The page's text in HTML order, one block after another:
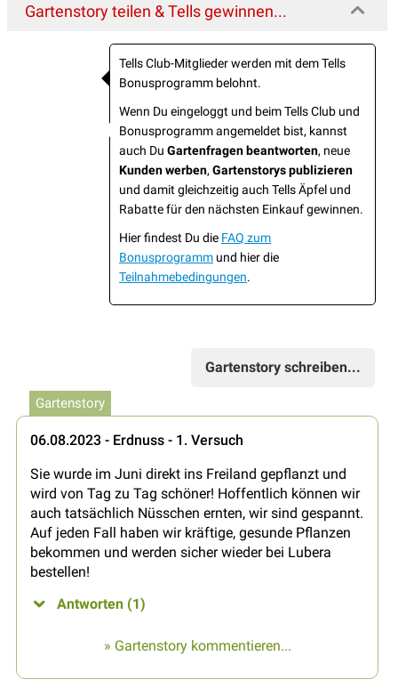
Gartenstory teilen & Tells gewinnen...
Tells Club-Mitglieder werden mit dem Tells
Bonusprogramm belohnt.
Wenn Du eingeloggt und beim Tells Club und
Bonusprogramm angemeldet bist, kannst
auch Du Gartenfragen beantworten, neue
Kunden werben, Gartenstorys publizieren
und damit gleichzeitig auch Tells Äpfel und
Rabatte für den nächsten Einkauf gewinnen.
Hier findest Du die FAQ zum
Bonusprogramm und hier die
Teilnahmebedingungen.
Gartenstory schreiben...
Gartenstory
06.08.2023 - Erdnuss - 1. Versuch
Sie wurde im Juni direkt ins Freiland gepflanzt und
wird von Tag zu Tag schöner! Hoffentlich können wir
auch tatsächlich Nüsschen ernten, wir sind gespannt.
Auf jeden Fall haben wir kräftige, gesunde Pflanzen
bekommen und werden sicher wieder bei Lubera
bestellen!
Antworten (1)
» Gartenstory kommentieren...